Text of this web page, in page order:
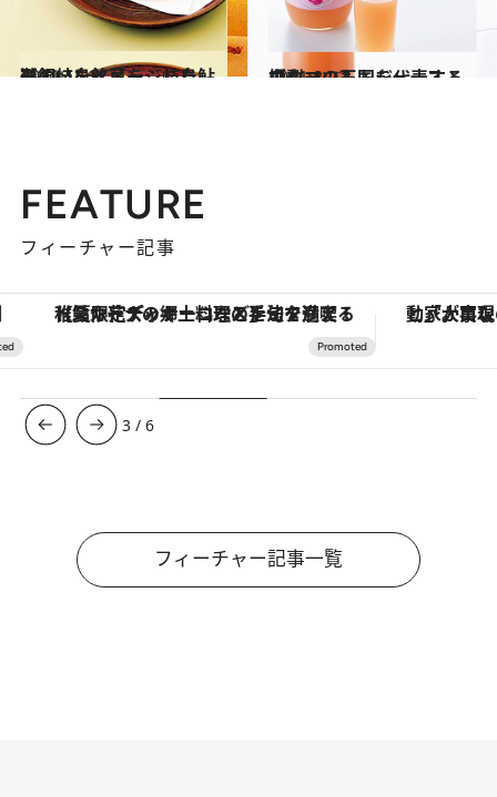
2011.12.2
鵜飼いをイメージした鮎形の岐阜銘菓を：岐阜
グルメ 2011.8.22
フルーツ王国を代表する極ウマのももジュース：山梨
グルメ
FEATURE
フィーチャー記事
【夏限定ディナーコース】旬を迎える稚鮎や花ズッキーニなどをイタリア・トスカーナの郷土料理の手法で満喫！
3 /6
フィーチャー記事一覧